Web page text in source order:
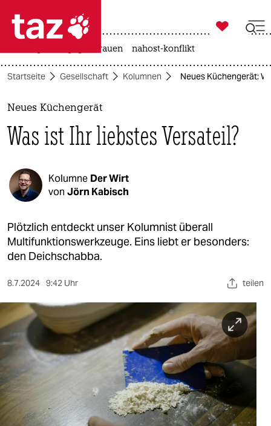
 taz zahl ich
taz zahl ich
themen
politik
öko
gesellschaft
kultur
sport
nord
wahrheit
verlag
verlag
veranstaltungen

taz zahl ich
gewalt gegen frauen nahost-konflikt
Startseite Gesellschaft Kolumnen Neues Küchengerät:
Neues Küchengerät
Was ist Ihr liebstes Versateil?
Kolumne Der Wirt
von Jörn Kabisch
Plötzlich entdeckt unser Kolumnist überall
Multifunktionswerkzeuge. Eins liebt er besonders:
den Deichschabba.
8.7.2024 9:42 Uhr teilen